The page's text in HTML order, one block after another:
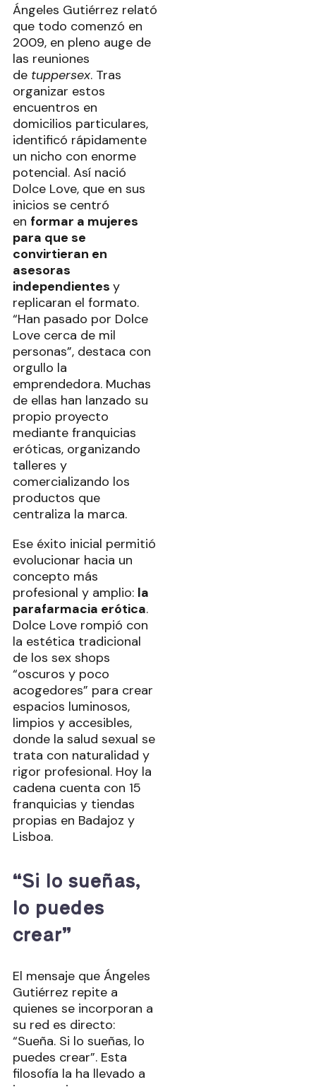
Ángeles Gutiérrez relató
que todo comenzó en
2009, en pleno auge de
las reuniones
de tuppersex. Tras
organizar estos
encuentros en
domicilios particulares,
identificó rápidamente
un nicho con enorme
potencial. Así nació
Dolce Love, que en sus
inicios se centró
en formar a mujeres
para que se
convirtieran en
asesoras
independientes y
replicaran el formato.
“Han pasado por Dolce
Love cerca de mil
personas”, destaca con
orgullo la
emprendedora. Muchas
de ellas han lanzado su
propio proyecto
mediante franquicias
eróticas, organizando
talleres y
comercializando los
productos que
centraliza la marca.
Ese éxito inicial permitió
evolucionar hacia un
concepto más
profesional y amplio: la
parafarmacia erótica.
Dolce Love rompió con
la estética tradicional
de los sex shops
“oscuros y poco
acogedores” para crear
espacios luminosos,
limpios y accesibles,
donde la salud sexual se
trata con naturalidad y
rigor profesional. Hoy la
cadena cuenta con 15
franquicias y tiendas
propias en Badajoz y
Lisboa.
“Si lo sueñas,
lo puedes
crear”
El mensaje que Ángeles
Gutiérrez repite a
quienes se incorporan a
su red es directo:
“Sueña. Si lo sueñas, lo
puedes crear”. Esta
filosofía la ha llevado a